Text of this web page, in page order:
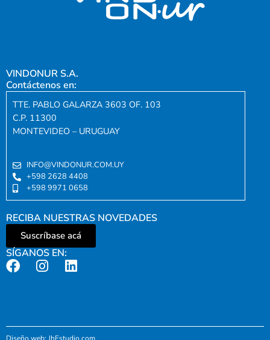
VINDONUR S.A.
Contáctenos en:
TTE. PABLO GALARZA 3603 OF. 103
C.P. 11300
MONTEVIDEO – URUGUAY
INFO@VINDONUR.COM.UY
+598 2628 4408
+598 9971 0658
RECIBA NUESTRAS NOVEDADES
Suscríbase acá
SÍGANOS EN: